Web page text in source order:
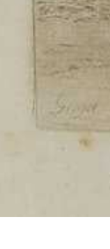
totes les
una tirada de
pagando por cada
botiga es trobava
passar una greu
la Duquesa
cauteles, i que el
protector seu,
que va veure que